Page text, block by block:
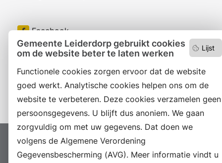
Lijst
Gemeente Leiderdorp gebruikt cookies
om de website beter te laten werken
Functionele cookies zorgen ervoor dat de website
goed werkt. Analytische cookies helpen ons om de
website te verbeteren. Deze cookies verzamelen geen
persoonsgegevens. U blijft dus anoniem. We gaan
zorgvuldig om met uw gegevens. Dat doen we
volgens de Algemene Verordening
Gegevensbescherming (AVG). Meer informatie vindt u
Facebook
RSS
LinkedIn
Instagram
Proclaimer Colofon
Toegankelijkheid
Sitemap
Privacyverklaring Servicenormen